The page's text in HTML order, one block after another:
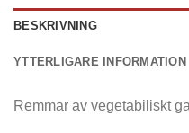
BESKRIVNING
YTTERLIGARE INFORMATION
Remmar av vegetabiliskt